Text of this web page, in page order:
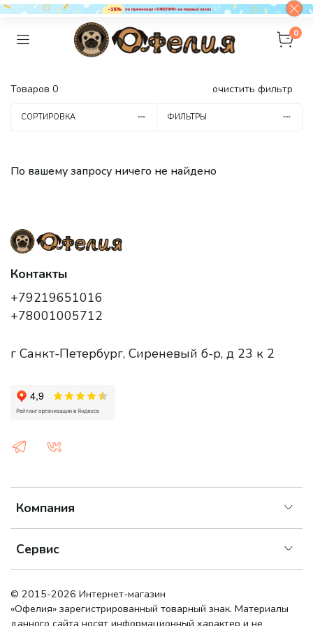
0
Товаров 0 очистить фильтр
СОРТИРОВКА ФИЛЬТРЫ
По вашему запросу ничего не найдено
Компания
Сервис
Контакты
+79219651016
+78001005712
г Санкт-Петербург, Сиреневый б-р, д 23 к 2
© 2015-2026 Интернет-магазин
«Офелия» зарегистрированный товарный знак. Материалы